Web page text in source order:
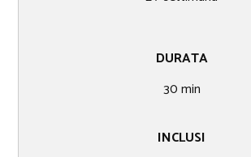
DURATA
30​ min
INCLUSI